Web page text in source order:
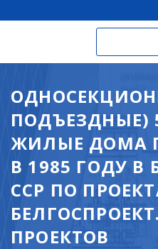
ПОДЪЕЗДНЫЕ)
ЖИЛЫЕ ДОМА
В 1985 ГОДУ В
ССР ПО
ПРОЕКТОВ